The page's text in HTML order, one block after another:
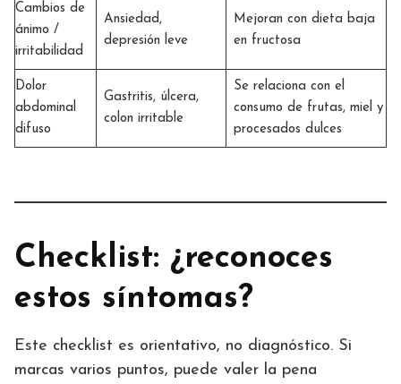
Cambios de
ánimo /
irritabilidad
Ansiedad,
depresión leve
Mejoran con dieta baja
en fructosa
Dolor
abdominal
difuso
Gastritis, úlcera,
colon irritable
Se relaciona con el
consumo de frutas, miel y
procesados dulces
Checklist: ¿reconoces
estos síntomas?
Este checklist es orientativo, no diagnóstico. Si
marcas varios puntos, puede valer la pena